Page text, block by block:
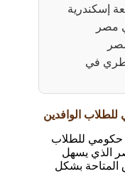
إسكندرية
مصر
في
الوافدين
حكومي للطلاب
الذي يسهل
المتاحة بشكل